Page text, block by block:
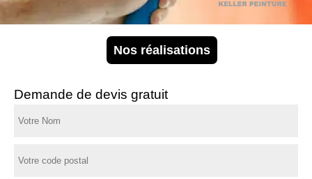
Nos réalisations
Demande de devis gratuit